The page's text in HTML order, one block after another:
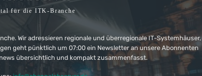
für die ITK-Branche
Wir adressieren regionale und überregionale IT-Systemhäuser,
geht pünktlich um 07:00 ein Newsletter an unsere Abonnenten
übersichtlich und kompakt zusammenfasst.